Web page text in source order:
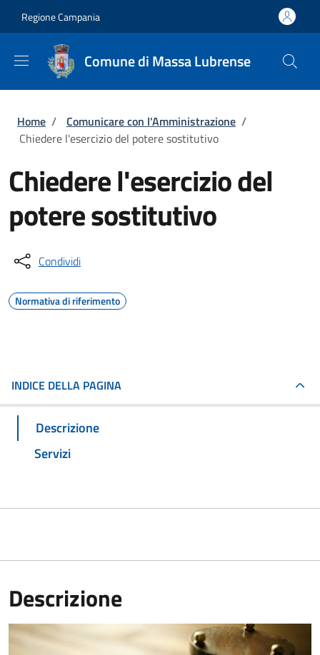
Regione Campania
Comune di Massa Lubrense
Briciole di pane
Home / Comunicare con l'Amministrazione /
Chiedere l'esercizio del potere sostitutivo
Chiedere l'esercizio del
potere sostitutivo
Condividi
Normativa di riferimento
INDICE DELLA PAGINA
Descrizione
Servizi
Descrizione